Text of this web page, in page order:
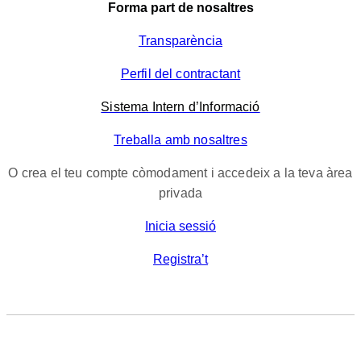
Forma part de nosaltres
Transparència
Perfil del contractant
Sistema Intern d’Informació
Treballa amb nosaltres
O crea el teu compte còmodament i accedeix a la teva àrea
privada
Inicia sessió
Registra’t